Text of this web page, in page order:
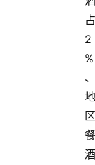
占
2
%
、
地
区
餐
酒